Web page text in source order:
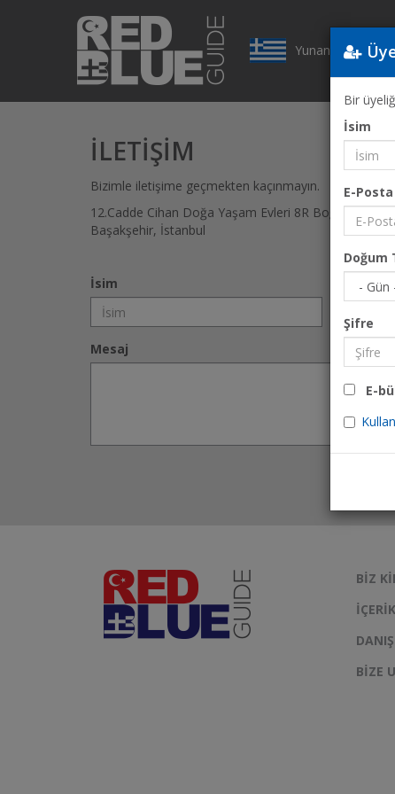
Yunanistan
İLETIŞIM
Bizimle iletişime geçmekten kaçınmayın.
12.Cadde Cihan Doğa Yaşam Evleri 8R Βοğazköy
Başakşehir, İstanbul
İsim Şirket
Mesaj
BIZ
BIZE
Bir
İsim
E-Posta
Doğum
Şifre
E-